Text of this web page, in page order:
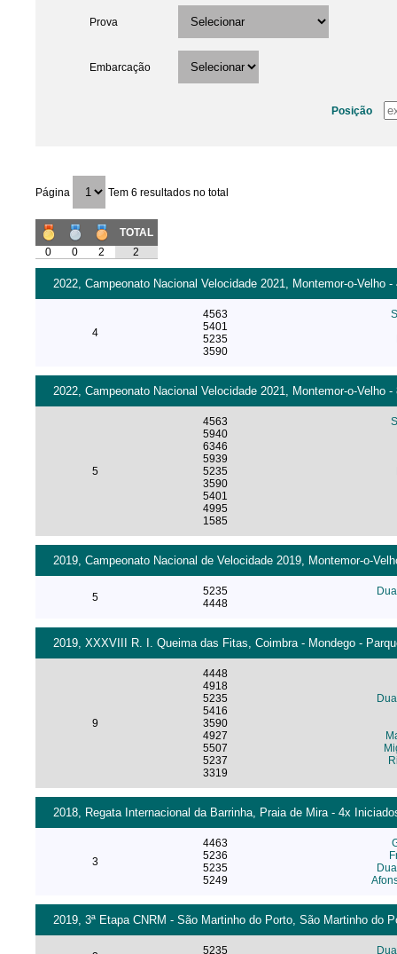
Prova
Embarcação
Posição
Página Tem 6 resultados no total
TOTAL
0
0 2 2
2022, Campeonato Nacional Velocidade 2021, Montemor-o-Velho
4
4563
5401
5235
3590
2022, Campeonato Nacional Velocidade 2021, Montemor-o-Velho
5
4563
5940
6346
5939
5235
3590
5401
4995
1585
2019, Campeonato Nacional de Velocidade 2019, Montemor-o-
5
5235
4448
2019, XXXVIII R. I. Queima das Fitas, Coimbra - Mondego -
9
4448
4918
5235
5416
3590
4927
5507
5237
3319
2018, Regata Internacional da Barrinha, Praia de Mira - 4x
3
4463
5236
5235
5249
2019, 3ª Etapa CNRM - São Martinho do Porto, São Martinho do
5235